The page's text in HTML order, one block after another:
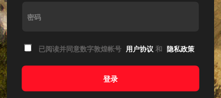
密码
已阅读并同意数字敦煌帐号 用户协议 和 隐私政策
登录